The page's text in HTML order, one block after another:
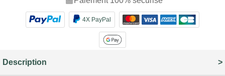
4X PayPal
Description